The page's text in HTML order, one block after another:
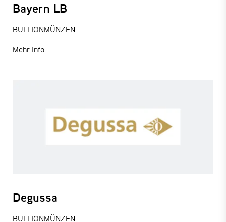
Bayern LB
BULLIONMÜNZEN
Mehr Info
Degussa
BULLIONMÜNZEN